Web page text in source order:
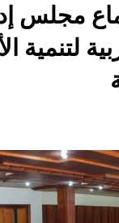
مجلس
لتنمية